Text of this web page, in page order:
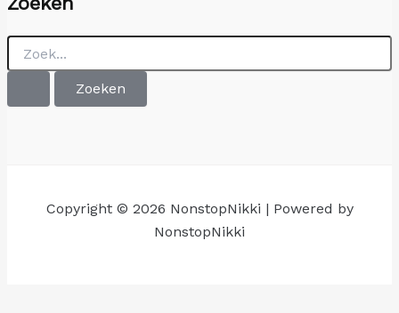
Zoek
naar:
Copyright © 2026 NonstopNikki | Powered by
NonstopNikki